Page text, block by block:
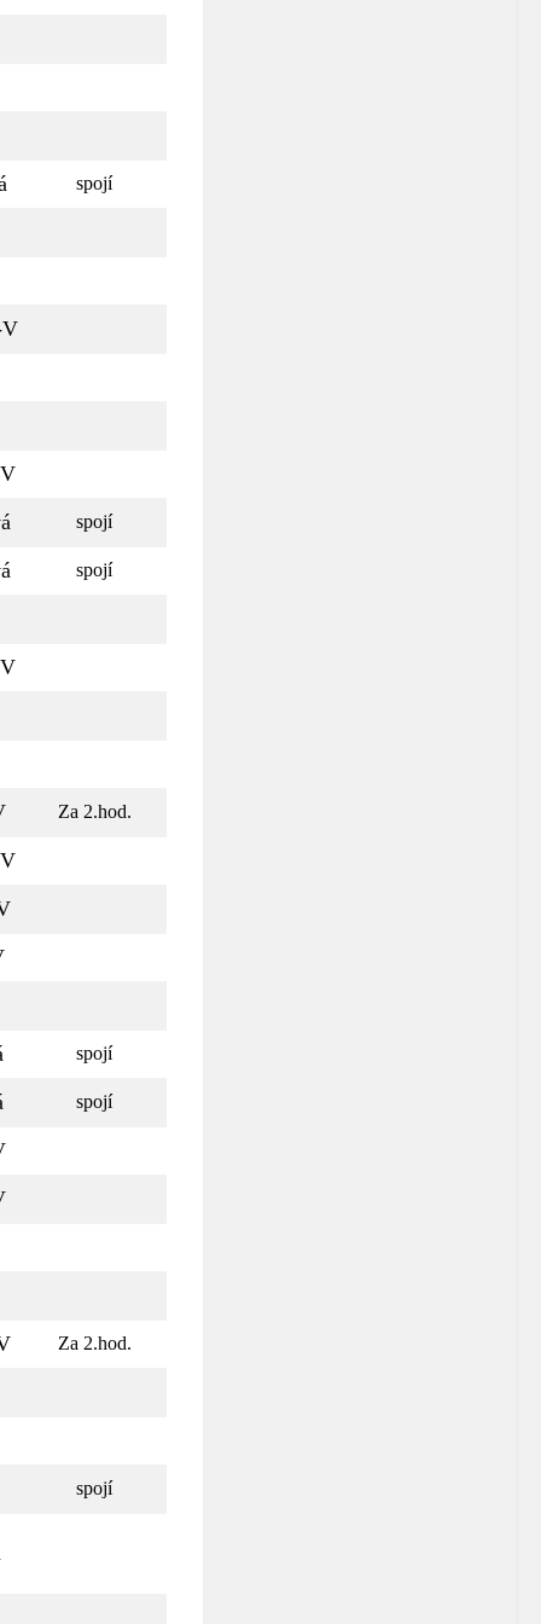
spojí
V
spojí
spojí
Za 2.hod.
spojí
spojí
Za 2.hod.
spojí